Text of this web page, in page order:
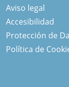
Aviso legal
Accesibilidad
Protección de
Política de